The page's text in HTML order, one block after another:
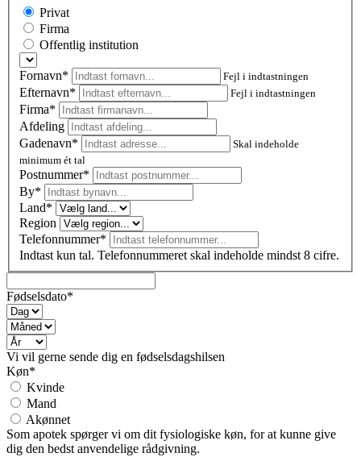
Privat
Firma
Offentlig institution
Fornavn* Fejl i indtastningen
Efternavn* Fejl i indtastningen
Firma*
Afdeling
Gadenavn*
Skal indeholde
minimum ét tal
Postnummer*
By*
Land*
Region
Telefonnummer*
Indtast kun tal. Telefonnummeret skal indeholde mindst 8 cifre.
Fødselsdato*
Vi vil gerne sende dig en fødselsdagshilsen
Køn*
Kvinde
Mand
Akønnet
Som apotek spørger vi om dit fysiologiske køn, for at kunne give
dig den bedst anvendelige rådgivning.